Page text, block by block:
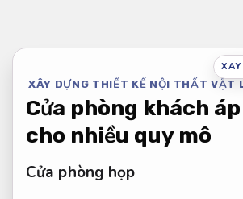
nội
dungXÂY DỰNG THIẾT KẾ NỘI THẤT VẬT
Cửa phòng khách
cho nhiều quy mô
Cửa phòng họp